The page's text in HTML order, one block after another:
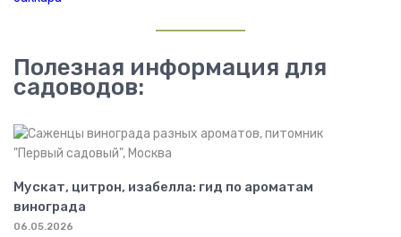
Полезная информация для
садоводов:
Мускат, цитрон, изабелла: гид по ароматам
винограда
06.05.2026